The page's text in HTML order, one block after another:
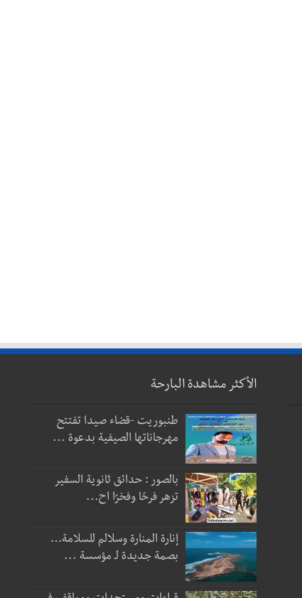
الأكثر مشاهدة البارحة
طنبوريت -قضاء صيدا تفتتح
مهرجاناتها الصيفية بدعوة ...
بالصور : حدائق ثانوية السفير
تزهر فرحًا وفخرًا اح...
إنارة المنارة وسلالم للسلامة…
بصمة جديدة لـ مؤسسة ...